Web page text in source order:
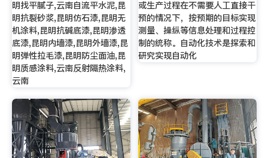
明找平腻子,云南自流平水泥,昆
明抗裂砂浆,昆明仿石漆,昆明无
机涂料,昆明抗碱底漆,昆明渗透
底漆,昆明内墙漆,昆明外墙漆,昆
明弹性拉毛漆,昆明防尘面油,昆
明质感涂料,云南反射隔热涂料,
云南
或生产过程在不需要人工直接干
预的情况下，按预期的目标实现
测量、操纵等信息处理和过程控
制的统称。自动化技术是探索和
研究实现自动化